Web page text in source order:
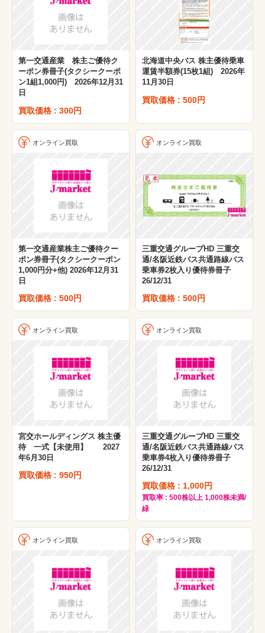
第一交通産業 株主ご優待ク
ーポン券冊子(タクシークーポ
ン1組1,000円) 2026年12月31
日
買取価格 : 300円
北海道中央バス 株主優待乗車
運賃半額券(15枚1組) 2026年
11月30日
買取価格 : 500円
オンライン買取
第一交通産業株主ご優待クー
ポン券冊子(タクシークーポン
1,000円分+他) 2026年12月31
日
買取価格 : 500円
オンライン買取
三重交通グループHD 三重交
通/名阪近鉄バス共通路線バス
乗車券2枚入り優待券冊子
26/12/31
買取価格 : 500円
オンライン買取
宮交ホールディングス 株主優
待 一式【未使用】 2027
年6月30日
買取価格 : 950円
オンライン買取
三重交通グループHD 三重交
通/名阪近鉄バス共通路線バス
乗車券4枚入り優待券冊子
26/12/31
買取価格 : 1,000円
買取率 : 500株以上 1,000株未満/
緑
オンライン買取 オンライン買取